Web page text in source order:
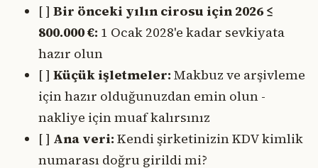
[ ] Bir önceki yılın cirosu için 2026 ≤
800.000 €: 1 Ocak 2028'e kadar sevkiyata
hazır olun
[ ] Küçük işletmeler: Makbuz ve arşivleme
için hazır olduğunuzdan emin olun -
nakliye için muaf kalırsınız
[ ] Ana veri: Kendi şirketinizin KDV kimlik
numarası doğru girildi mi?